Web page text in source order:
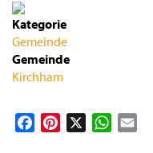
Kategorie
Gemeinde
Gemeinde
Kirchham
FacebookPinterest